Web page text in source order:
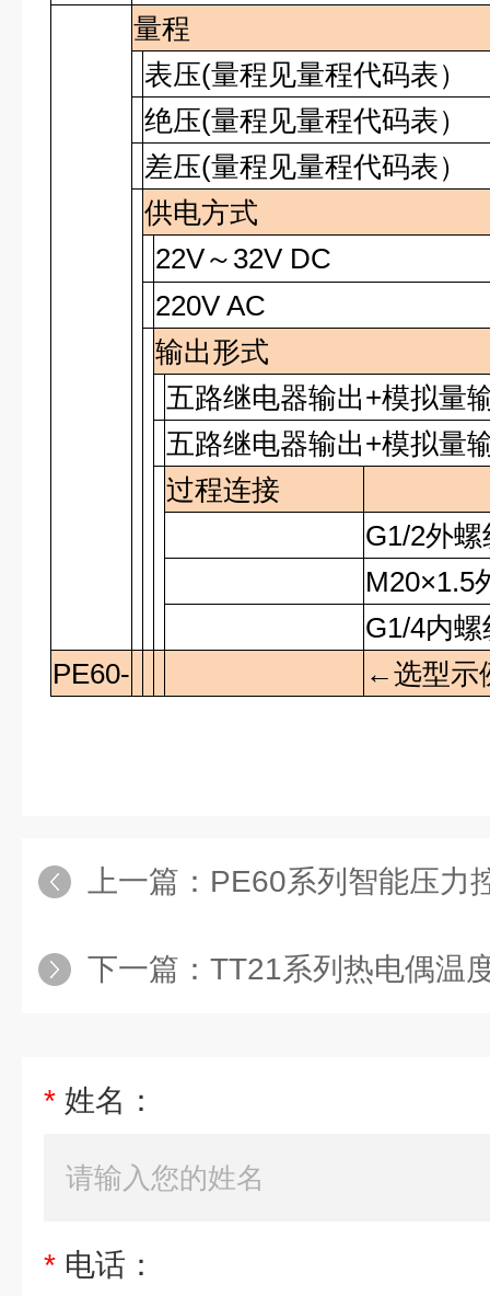
量程
表压(量程见量程代码表）
绝压(量程见量程代码表）
差压(量程见量程代码表）
供电方式
22V～ 32V DC
220V AC
输出形式
五路继电器输出+模拟量
五路继电器输出+模拟量
过程连接
G1/2外螺
M20×1.5
G1/4内
PE60-
←选型示
上一篇： PE60系列智能压力
下一篇： TT21系列热电偶温度
* 姓名：
* 电话：